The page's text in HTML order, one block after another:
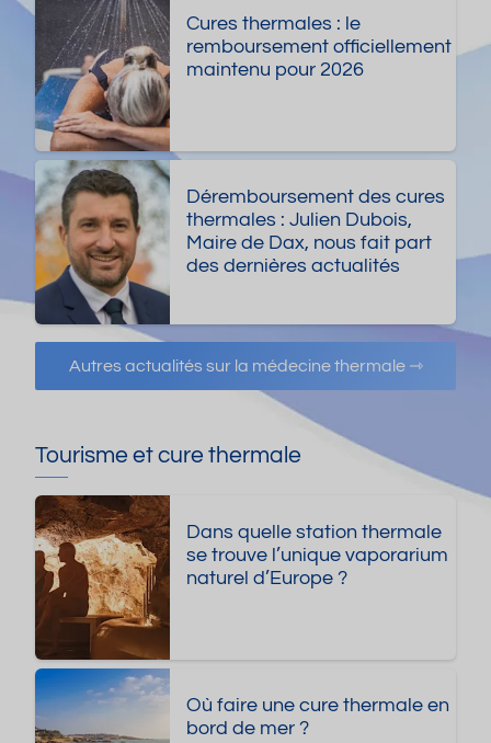
Cures thermales : le
remboursement officiellement
maintenu pour 2026
Déremboursement des cures
thermales : Julien Dubois,
Maire de Dax, nous fait part
des dernières actualités
Autres actualités sur la médecine thermale ⇾
Tourisme et cure thermale
Dans quelle station thermale
se trouve l’unique vaporarium
naturel d’Europe ?
Où faire une cure thermale en
bord de mer ?